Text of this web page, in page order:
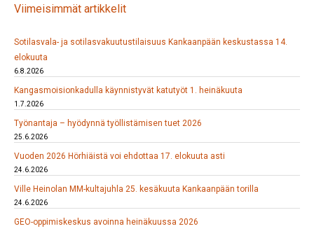
Viimeisimmät artikkelit
Sotilasvala- ja sotilasvakuutustilaisuus Kankaanpään keskustassa 14.
elokuuta
6.8.2026
Kangasmoisionkadulla käynnistyvät katutyöt 1. heinäkuuta
1.7.2026
Työnantaja – hyödynnä työllistämisen tuet 2026
25.6.2026
Vuoden 2026 Hörhiäistä voi ehdottaa 17. elokuuta asti
24.6.2026
Ville Heinolan MM-kultajuhla 25. kesäkuuta Kankaanpään torilla
24.6.2026
GEO-oppimiskeskus avoinna heinäkuussa 2026